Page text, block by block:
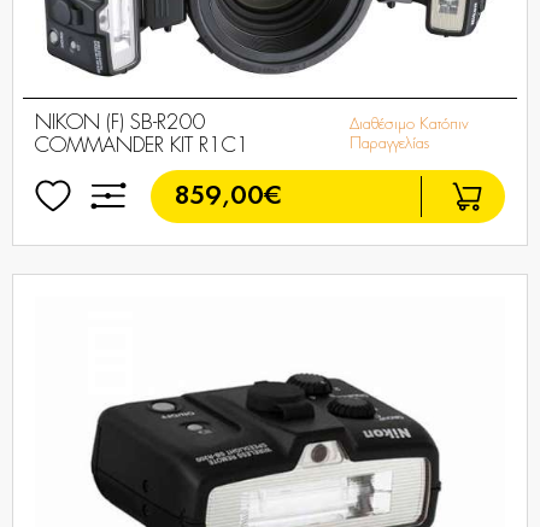
NIKON (F) SB-R200
COMMANDER KIT R1C1
Διαθέσιμο Κατόπιν
Παραγγελίας
859,00€